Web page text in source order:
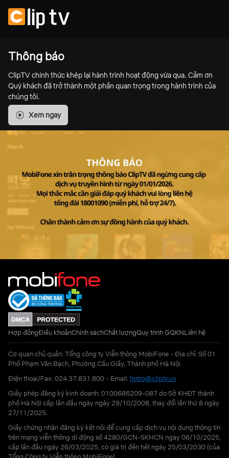
Thông báo
ClipTV chính thức khép lại hành trình hoạt động vừa qua. Cảm ơn
Quý khách đã trở thành một phần quan trọng trong hành trình của
chúng tôi.
Xem ngay
Hợp đồngĐiều khoảnChính sáchChất lượngQuy trình GQKNLiên hệ
Cơ quan chủ quản: Tổng công ty Viễn thông MobiFone - Địa chỉ: Số 01
Phố Phạm Văn Bạch, Phường Cầu Giấy, Thành phố Hà Nội.
Điện thoại/Fax: 024.37.831.800 - Email: hotro@cliptv.vn
Giấy phép đăng ký kinh doanh: 0100686209-087 do Sở KHĐT thành
phố Hà Nội cấp lần đầu ngày ngày 29/10/2008, thay đổi lần thứ 8 ngày
27/11/2025.
Giấy chứng nhận đăng ký kết nối để cung cấp dịch vụ nội dung thông tin
trên mạng viễn thông di động số 4280/GCN-SKHCN ngày 06/10/2025,
cấp lần đầu ngày 26/03/2025, có giá trị đến hết ngày 25/03/2030 (của